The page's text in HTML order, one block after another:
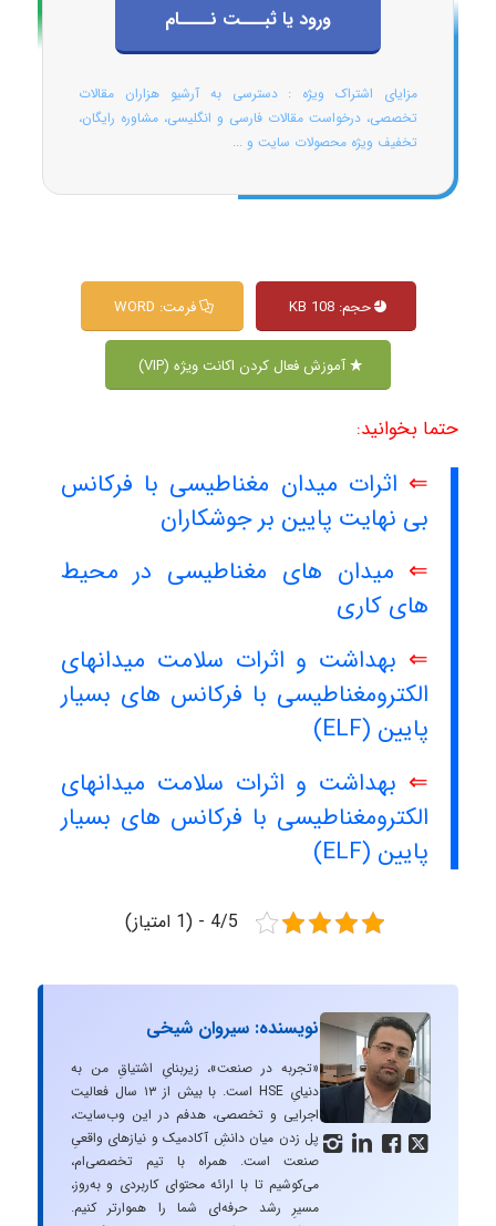
ورود یا ثبـــت نــــام
مزایای اشتراک ویژه : دسترسی به آرشیو هزاران مقالات
تخصصی، درخواست مقالات فارسی و انگلیسی، مشاوره رایگان،
تخفیف ویژه محصولات سایت و ...
حجم: 108 KB فرمت: WORD
آموزش فعال کردن اکانت ویژه (VIP)
حتما بخوانید:
⇐ اثرات میدان مغناطیسی با فرکانس
بی نهایت پایین بر جوشکاران
⇐ میدان های مغناطیسی در محیط
های کاری
⇐ بهداشت و اثرات سلامت میدانهای
الکترومغناطیسی با فرکانس های بسیار
پایین (ELF)
⇐ بهداشت و اثرات سلامت میدانهای
الکترومغناطیسی با فرکانس های بسیار
پایین (ELF)
4/5 - (1 امتیاز)
   
نویسنده: سیروان شیخی
«تجربه در صنعت»، زیربنایِ اشتیاقِ من به
دنیایِ HSE است. با بیش از ۱۳ سال فعالیت
اجرایی و تخصصی، هدفم در این وب‌سایت،
پل زدن میان دانشِ آکادمیک و نیازهای واقعیِ
صنعت است. همراه با تیم تخصصی‌ام،
می‌کوشیم تا با ارائه محتوای کاربردی و به‌روز،
مسیرِ رشد حرفه‌ای شما را هموارتر کنیم.